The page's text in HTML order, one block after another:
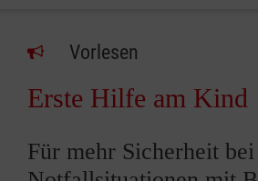
Vorlesen
Erste Hilfe am Kind
Für mehr Sicherheit bei